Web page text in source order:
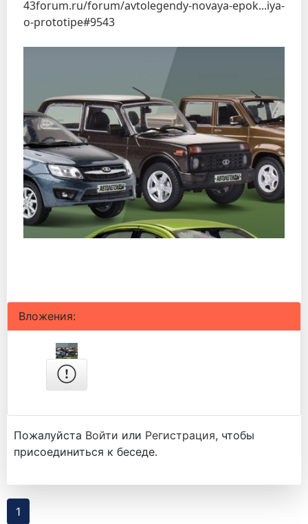
43forum.ru/forum/avtolegendy-novaya-epok...iya-
o-prototipe#9543
Вложения:
Пожалуйста Войти или Регистрация, чтобы
присоединиться к беседе.
1